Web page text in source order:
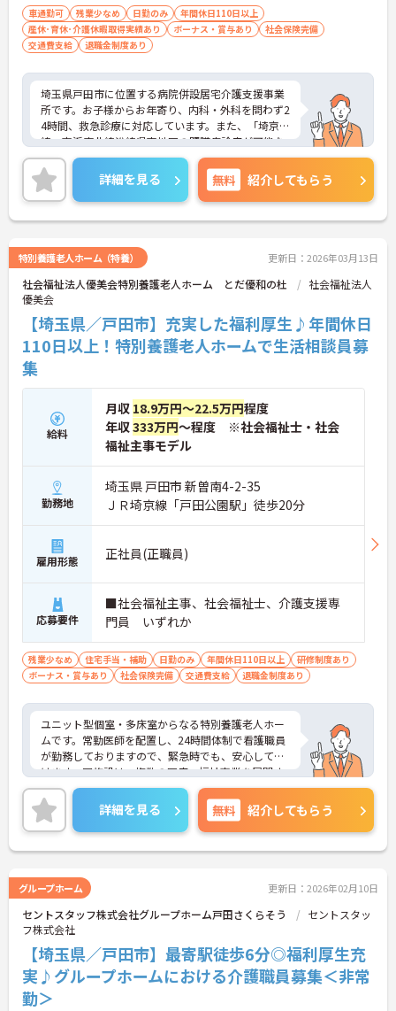
車通勤可 残業少なめ 日勤のみ
年間休日110日以上
産休･育休･介護休暇取得実績あり
ボーナス・賞与あり
社会保険完備
交通費支給
退職金制度あり
埼玉県戸田市に位置する病院併設居宅介護支援事業
所です。お子様からお年寄り、内科・外科を問わず2
4時間、救急診療に対応しています。また、「埼京
線・京浜東北線沿線県南地区の肝臓病診療が可能な
医療機関」として登録し、専門医による肝疾患治療
を行っています。スタッフ同士の関係も良く、オン
とオフがしっかりとしているので子育てや家事と両
立して働くことができる環境があります。ご興味あ
る方には、面接対策ポイントなど、さらに詳細をお
詳細を見る 無料 紹介してもらう
特別養護老人ホーム（特養） 更新日：2026年03月13日
社会福祉法人優美会特別養護老人ホーム とだ優和の杜
社会福祉法人
優美会
【埼玉県／戸田市】充実した福利厚生♪年間休日
110日以上！特別養護老人ホームで生活相談員募
集
給料
月収 18.9万円～22.5万円程度
年収333万円～程度 ※社会福祉士・社会
福祉主事モデル
勤務地
埼玉県 戸田市 新曽南4-2-35
ＪＲ埼京線「戸田公園駅」徒歩20分
雇用形態 正社員(正職員)
応募要件
■社会福祉主事、社会福祉士、介護支援専
門員 いずれか
残業少なめ 住宅手当・補助 日勤のみ 年間休日110日以上
研修制度あり
ボーナス・賞与あり
社会保険完備 交通費支給 退職金制度あり
ユニット型個室・多床室からなる特別養護老人ホー
ムです。常勤医師を配置し、24時間体制で看護職員
が勤務しておりますので、緊急時でも、安心して働
けます。同施設は、複数の医療・福祉事業を展開す
る大手法人グループが運営していることもあり、母
体の安定感は抜群で福利厚生も充実しております。
ご興味ある方には、面接対策ポイントなど、さらに
詳細をお話しいたしますのでお気軽にご相談くださ
い。
詳細を見る 無料 紹介してもらう
グループホーム 更新日：2026年02月10日
セントスタッフ株式会社グループホーム戸田さくらそう
セントスタッ
フ株式会社
【埼玉県／戸田市】最寄駅徒歩6分◎福利厚生充
実♪グループホームにおける介護職員募集＜非常
勤＞